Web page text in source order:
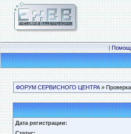
|
ФОРУМ СЕРВИСНОГО ЦЕНТРА»
Дата регистрации: